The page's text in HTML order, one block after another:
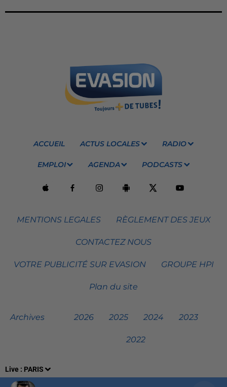
Live : PARIS
ACCUEIL ACTUS LOCALES RADIO
EMPLOI AGENDA PODCASTS
MENTIONS LEGALES RÈGLEMENT DES JEUX
CONTACTEZ NOUS
VOTRE PUBLICITÉ SUR EVASION GROUPE HPI
Plan du site
Archives 2026 2025 2024 2023
2022